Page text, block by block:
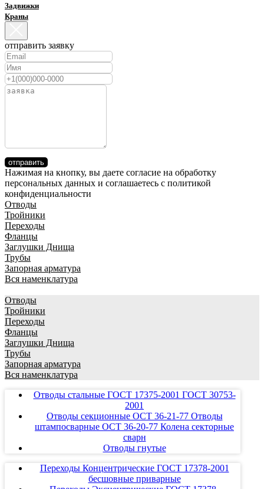
Задвижки
Краны
отправить заявку
отправить
Нажимая на кнопку, вы даете согласие на обработку
персональных данных и соглашаетесь c политикой
конфиденциальности
Отводы
Тройники
Переходы
Фланцы
Заглушки Днища
Трубы
Запорная арматура
Вся наменклатура
Отводы
Тройники
Переходы
Фланцы
Заглушки Днища
Трубы
Запорная арматура
Вся наменклатура
Отводы стальные ГОСТ 17375-2001 ГОСТ 30753-
2001
Отводы секционные ОСТ 36-21-77 Отводы
штампосварные ОСТ 36-20-77 Колена секторные
сварн
Отводы гнутые
Переходы Концентрические ГОСТ 17378-2001
бесшовные приварные